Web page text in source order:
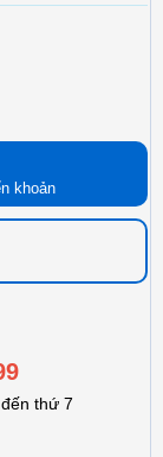
khoản
thứ 7